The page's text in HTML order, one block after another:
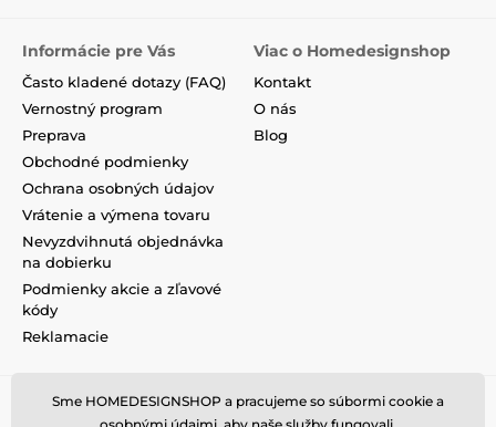
Informácie pre Vás
Často kladené dotazy (FAQ)
Vernostný program
Preprava
Obchodné podmienky
Ochrana osobných údajov
Vrátenie a výmena tovaru
Nevyzdvihnutá objednávka
na dobierku
Podmienky akcie a zľavové
kódy
Reklamacie
Viac o Homedesignshop
Kontakt
O nás
Blog
Sme HOMEDESIGNSHOP a pracujeme so súbormi cookie a